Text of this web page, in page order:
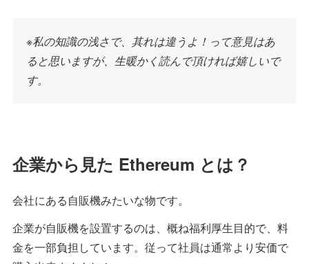
※私の知識の浅さで、其れは違うよ！って意見はあ
ると思いますが、生暖かく読んで頂ければ嬉しいで
す。
企業から見た Ethereum とは？
会社にある自販機みたいな物です。
企業が自販機を設置するのは、概ね福利厚生目的で、料
金を一部負担しています。従って社員は通常より安価で